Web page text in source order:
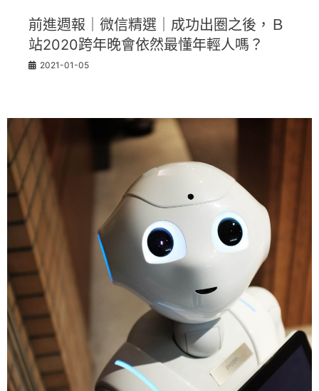
前進週報｜微信精選｜成功出圈之後，Ｂ
站2020跨年晚會依然最懂年輕人嗎？
2021-01-05